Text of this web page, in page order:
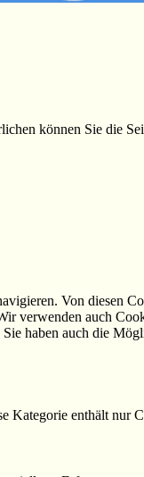
können Sie die
Von diesen
verwenden auch
haben auch die
enthält nur